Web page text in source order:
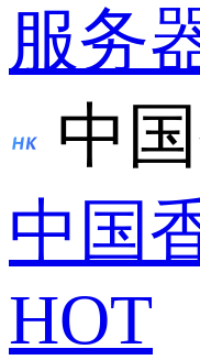
服务
中
中国
HOT